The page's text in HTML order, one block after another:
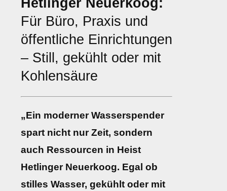
Hetlinger Neuerkoog:
Für Büro, Praxis und
öffentliche Einrichtungen
– Still, gekühlt oder mit
Kohlensäure
„Ein moderner Wasserspender
spart nicht nur Zeit, sondern
auch Ressourcen in Heist
Hetlinger Neuerkoog. Egal ob
stilles Wasser, gekühlt oder mit